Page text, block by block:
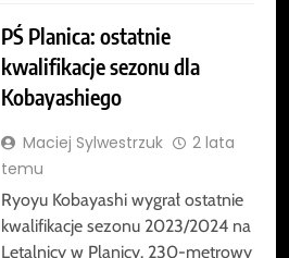
PŚ Planica: ostatnie
kwalifikacje sezonu dla
Kobayashiego
Maciej Sylwestrzuk
2 lata
temu
Ryoyu Kobayashi wygrał ostatnie
kwalifikacje sezonu 2023/2024 na
Letalnicy w Planicy. 230-metrowy